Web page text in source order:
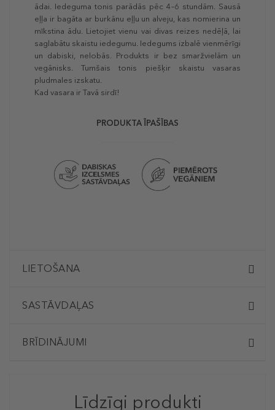
ādai. Iedeguma tonis parādās pēc 4–6 stundām. Sausā
eļļa ir bagāta ar burkānu eļļu un alveju, kas nomierina un
mīkstina ādu. Lietojiet vienu vai divas reizes nedēļā, lai
saglabātu skaistu iedegumu. Iedegums izbalē vienmērīgi
un dabiski, nelobās. Produkts ir bez smaržvielām un
vegānisks. Tumšais tonis piešķir skaistu vasaras
pludmales izskatu.
Kad vasara ir Tavā sirdī!
PRODUKTA ĪPAŠĪBAS
LIETOŠANA
SASTĀVDAĻAS
BRĪDINĀJUMI
Līdzīgi produkti